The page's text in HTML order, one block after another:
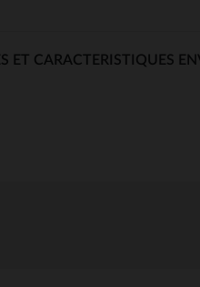
ET CARACTERISTIQUES